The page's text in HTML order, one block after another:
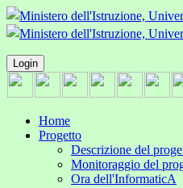
Login
Home
Progetto
Descrizione del
Monitoraggio del
Ora dell'InformaticA